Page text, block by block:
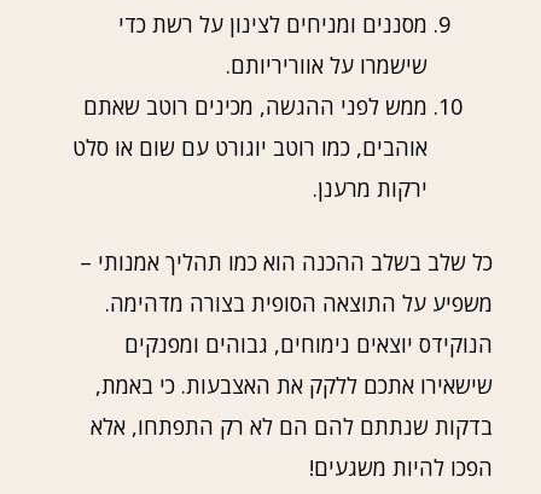
מסננים ומניחים לצינון על רשת כדי
שישמרו על אווריריותם.
ממש לפני ההגשה, מכינים רוטב שאתם
אוהבים, כמו רוטב יוגורט עם שום או סלט
ירקות מרענן.
כל שלב בשלב ההכנה הוא כמו תהליך אמנותי –
משפיע על התוצאה הסופית בצורה מדהימה.
הנוקידס יוצאים נימוחים, גבוהים ומפנקים
שישאירו אתכם ללקק את האצבעות. כי באמת,
בדקות שנתתם להם הם לא רק התפתחו, אלא
הפכו להיות משגעים!